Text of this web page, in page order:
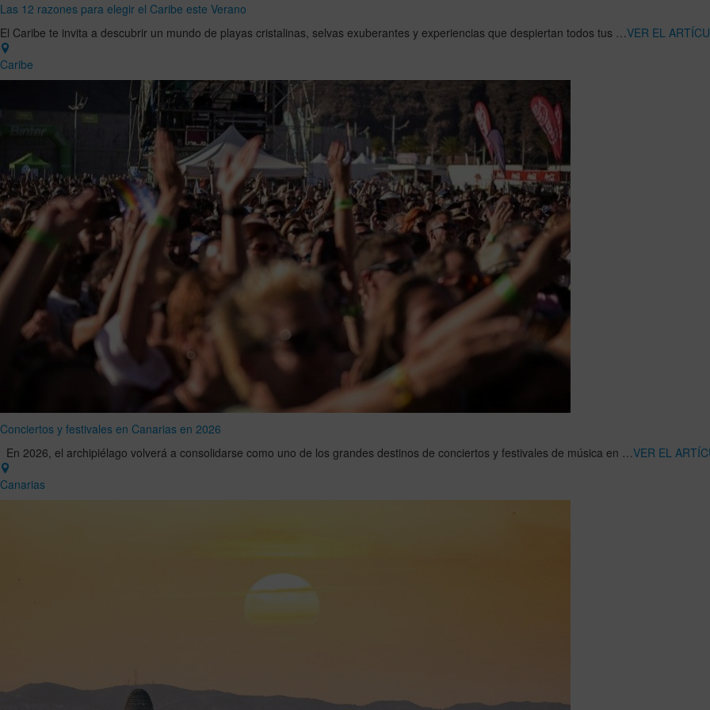
Las 12 razones para elegir el Caribe este Verano
El Caribe te invita a descubrir un mundo de playas cristalinas, selvas exuberantes y experiencias que despiertan todos tus …VER EL
Caribe
Conciertos y festivales en Canarias en 2026
En 2026, el archipiélago volverá a consolidarse como uno de los grandes destinos de conciertos y festivales de música en …VER EL
Canarias